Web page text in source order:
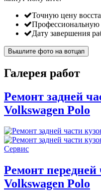
Точную цену
Профессиональную
Дату завершения
Вышлите фото на вотцап
Галерея работ
Ремонт задней
Volkswagen Polo
Ремонт передней
Volkswagen Polo